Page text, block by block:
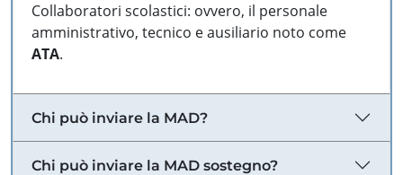
Collaboratori scolastici: ovvero, il personale
amministrativo, tecnico e ausiliario noto come
ATA.
Chi può inviare la MAD?
Chi può inviare la MAD sostegno?